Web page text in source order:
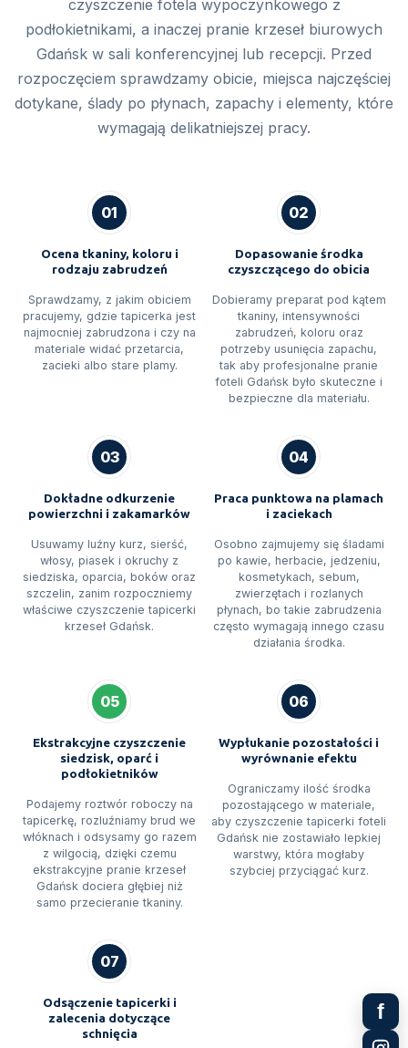
czyszczenie fotela wypoczynkowego z
podłokietnikami, a inaczej pranie krzeseł biurowych
Gdańsk w sali konferencyjnej lub recepcji. Przed
rozpoczęciem sprawdzamy obicie, miejsca najczęściej
dotykane, ślady po płynach, zapachy i elementy, które
wymagają delikatniejszej pracy.
01
Ocena tkaniny, koloru i
rodzaju zabrudzeń
Sprawdzamy, z jakim obiciem
pracujemy, gdzie tapicerka jest
najmocniej zabrudzona i czy na
materiale widać przetarcia,
zacieki albo stare plamy.
02
Dopasowanie środka
czyszczącego do obicia
Dobieramy preparat pod kątem
tkaniny, intensywności
zabrudzeń, koloru oraz
potrzeby usunięcia zapachu,
tak aby profesjonalne pranie
foteli Gdańsk było skuteczne i
bezpieczne dla materiału.
03
Dokładne odkurzenie
powierzchni i zakamarków
Usuwamy luźny kurz, sierść,
włosy, piasek i okruchy z
siedziska, oparcia, boków oraz
szczelin, zanim rozpoczniemy
właściwe czyszczenie tapicerki
krzeseł Gdańsk.
04
Praca punktowa na plamach
i zaciekach
Osobno zajmujemy się śladami
po kawie, herbacie, jedzeniu,
kosmetykach, sebum,
zwierzętach i rozlanych
płynach, bo takie zabrudzenia
często wymagają innego czasu
działania środka.
05
Ekstrakcyjne czyszczenie
siedzisk, oparć i
podłokietników
Podajemy roztwór roboczy na
tapicerkę, rozluźniamy brud we
włóknach i odsysamy go razem
z wilgocią, dzięki czemu
ekstrakcyjne pranie krzeseł
Gdańsk dociera głębiej niż
samo przecieranie tkaniny.
06
Wypłukanie pozostałości i
wyrównanie efektu
Ograniczamy ilość środka
pozostającego w materiale,
aby czyszczenie tapicerki foteli
Gdańsk nie zostawiało lepkiej
warstwy, która mogłaby
szybciej przyciągać kurz.
07
Odsączenie tapicerki i
zalecenia dotyczące
schnięcia
f